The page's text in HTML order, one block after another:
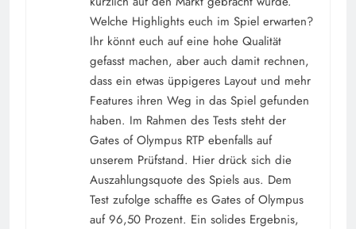
Welche Highlights euch im Spiel erwarten?
Ihr könnt euch auf eine hohe Qualität
gefasst machen, aber auch damit rechnen,
dass ein etwas üppigeres Layout und mehr
Features ihren Weg in das Spiel gefunden
haben. Im Rahmen des Tests steht der
Gates of Olympus RTP ebenfalls auf
unserem Prüfstand. Hier drück sich die
Auszahlungsquote des Spiels aus. Dem
Test zufolge schaffte es Gates of Olympus
auf 96,50 Prozent. Ein solides Ergebnis,